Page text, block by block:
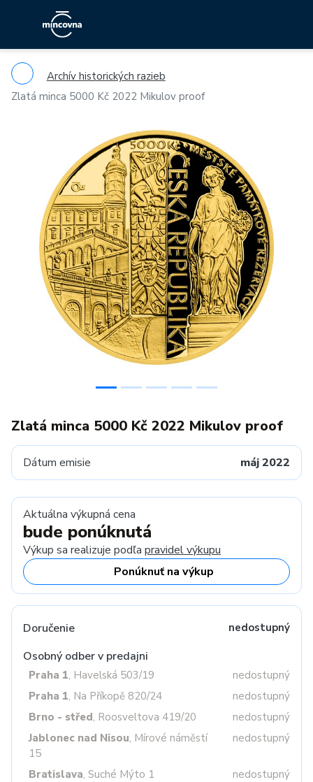
Archív historických razieb
Zlatá minca 5000 Kč 2022 Mikulov proof
Previous
Zlatá minca 5000 Kč 2022 Mikulov proof
Dátum emisie máj 2022
Aktuálna výkupná cena
bude ponúknutá
Výkup sa realizuje podľa pravidel výkupu
Ponúknuť na výkup
Doručenie nedostupný
Osobný odber v predajni
Praha 1, Havelská 503/19
nedostupný
Praha 1, Na Příkopě 820/24
nedostupný
Brno - střed, Roosveltova 419/20
nedostupný
Jablonec nad Nisou, Mírové náměstí
15
nedostupný
Bratislava, Suché Mýto 1 nedostupný